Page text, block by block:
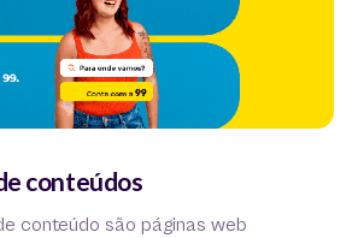
conteúdos
conteúdo são páginas web